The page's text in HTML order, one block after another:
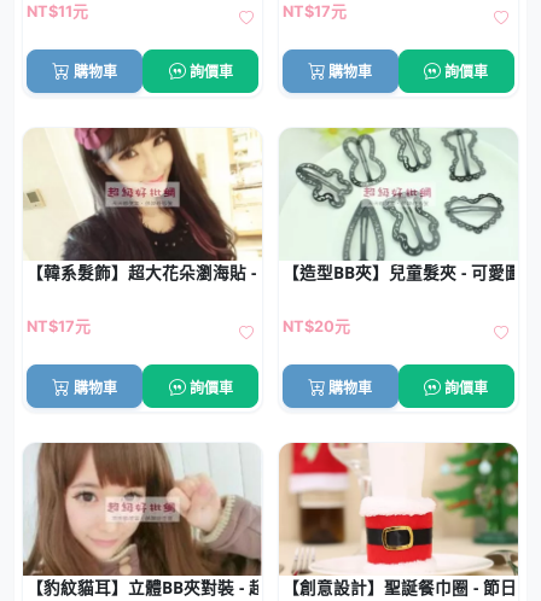
NT$11元
購物車 詢價車
NT$17元
購物車 詢價車
【韓系髮飾】超大花朵瀏海貼 - 魔法氈瀏海固定神器
NT$17元
購物車 詢價車
【造型BB夾】兒童髮夾 - 可愛圖
NT$20元
購物車 詢價車
【豹紋貓耳】立體BB夾對裝 - 超萌造型髮夾【創意設計】聖誕餐巾圈 - 節日餐